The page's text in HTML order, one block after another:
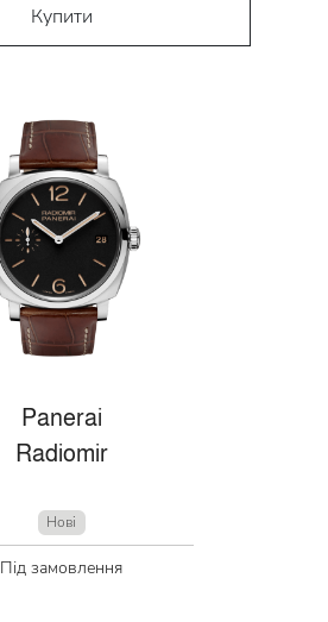
Купити
Panerai
Radiomir
Нові
Під замовлення